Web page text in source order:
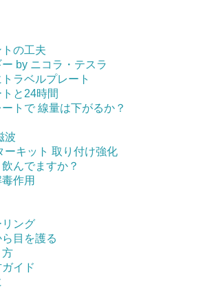
トの工夫
ー by ニコラ・テスラ
ラベルプレート
トと24時間
トで 線量は下がるか？
波
ーキット 取り付け強化
んでますか？
作用
リング
ら目を護る
方
イド